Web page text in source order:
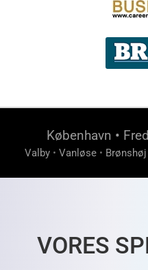
København •
Valby • Vanløse • Brønshøj
VORES